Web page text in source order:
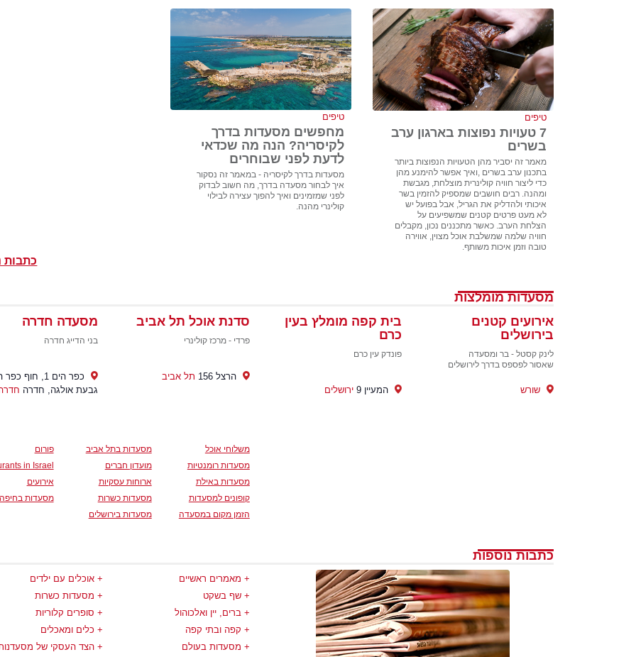
טיפים
7 טעויות נפוצות בארגון ערב
בשרים
מאמר זה יסביר מהן הטעויות הנפוצות ביותר
בתכנון ערב בשרים ,ואיך אפשר להימנע מהן
כדי ליצור חוויה קולינרית מוצלחת, מגבשת
ומהנה. רבים חושבים שמספיק להזמין בשר
איכותי ולהדליק את הגריל, אבל בפועל יש
לא מעט פרטים קטנים שמשפיעים על
הצלחת הערב. כאשר מתכננים נכון, מקבלים
חוויה שלמה שמשלבת אוכל מצוין, אווירה
טובה וזמן איכות משותף.
טיפים
מחפשים מסעדות בדרך
לקיסריה? הנה מה שכדאי
לדעת לפני שבוחרים
מסעדות בדרך לקיסריה - במאמר זה נסקור
איך לבחור מסעדה בדרך, מה חשוב לבדוק
לפני שמזמינים ואיך להפוך עצירה לבילוי
קולינרי מהנה.
כתבות
מסעדות מומלצות
אירועים קטנים
בירושלים
לינק קסטל - בר ומסעדה
שאסור לפספס בדרך לירושלים
שורש
בית קפה מומלץ בעין
כרם
פונדק עין כרם
המעיין 9 ירושלים
סדנת אוכל תל אביב
פרדי - מרכז קולינרי
הרצל 156 תל אביב
מסעדה חדרה
בני הדייג חדרה
כפר הים 1, חוף
גבעת אולגה, חדרה
משלוחי אוכל
מסעדות רומנטיות
מסעדות באילת
קופונים למסעדות
הזמן מקום במסעדה
מסעדות בתל אביב
מועדון חברים
ארוחות עסקיות
מסעדות כשרות
מסעדות בירושלים
פורום
in Israel
אירועים
מסעדות בחיפה
כתבות נוספות
מאמרים ראשיים
שף בשקט
ברים, יין ואלכוהול
קפה ובתי קפה
מסעדות בעולם
אוכלים עם ילדים
מסעדות כשרות
סופרים קלוריות
כלים ומאכלים
הצד העסקי של